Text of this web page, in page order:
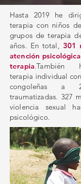
Hasta 2019 he
terapia con niños
grupos de terapia
años. En total, 301
atención
terapia.También
terapia individual
congoleñas a
traumatizadas. 327
violencia sexual
psicológico.